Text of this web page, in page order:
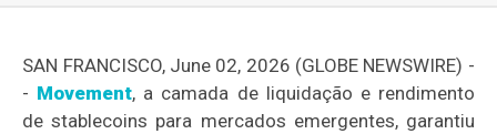
SAN FRANCISCO, June 02, 2026 (GLOBE NEWSWIRE) -
- Movement, a camada de liquidação e rendimento
de stablecoins para mercados emergentes, garantiu